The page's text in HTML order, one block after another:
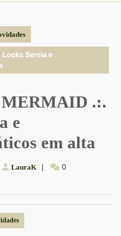
Sereia e
.:.
e
em alta
LauraK LauraK
|
0